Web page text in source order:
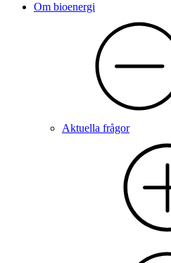
Om bioenergi
Aktuella frågor